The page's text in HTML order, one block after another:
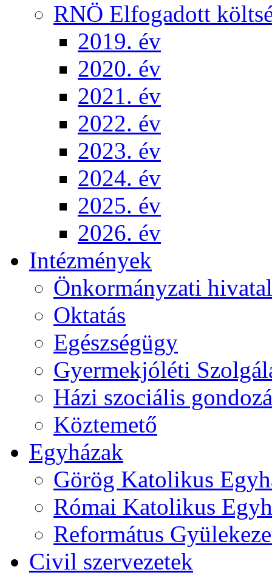
RNÖ Elfogadott
2019. év
2020. év
2021. év
2022. év
2023. év
2024. év
2025. év
2026. év
Intézmények
Önkormányzati hivatal
Oktatás
Egészségügy
Gyermekjóléti
Házi szociális
Köztemető
Egyházak
Görög Katolikus
Római Katolikus
Református
Civil szervezetek